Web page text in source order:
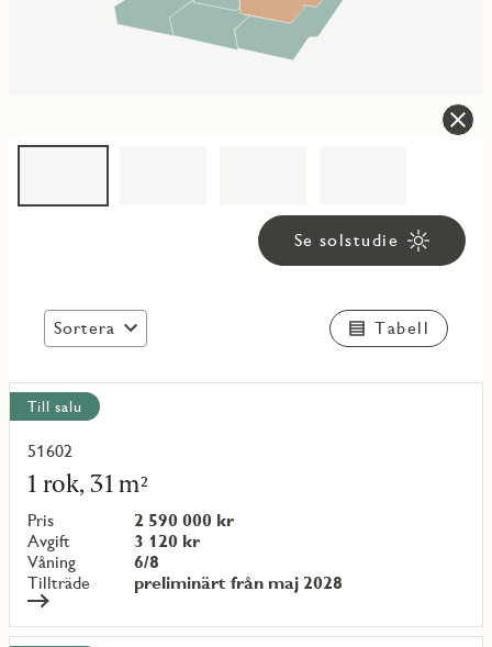
Se solstudie
Sortera Tabell
Visa
alla
objekt
Till salu
51602
1 rok, 31 m²
Pris
2 590 000 kr
Avgift
3 120 kr
Våning
6/8
Tillträde
preliminärt från maj 2028
Läs
mer
om
objekt
{objectNumber}